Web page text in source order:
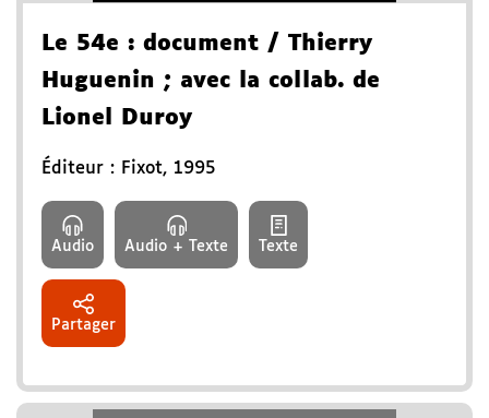
Le 54e : document / Thierry
Huguenin ; avec la collab. de
Lionel Duroy
Éditeur : Fixot, 1995
Audio Audio + Texte Texte
Partager